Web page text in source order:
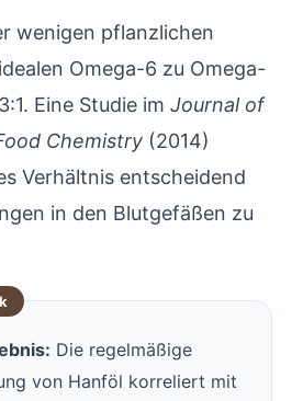
wenigen pflanzlichen
Omega-6 zu Omega-
Eine Studie im Journal of
Chemistry (2014)
Verhältnis entscheidend
in den Blutgefäßen zu
Die regelmäßige
von Hanföl korreliert mit